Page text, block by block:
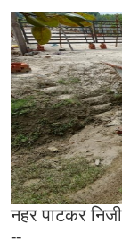
नहर पाटकर
--